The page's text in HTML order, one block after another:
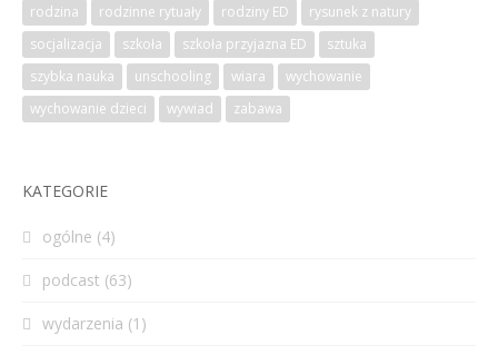
rodzina
rodzinne rytuały rodziny ED
rysunek z natury
socjalizacja
szkoła szkoła przyjazna ED
sztuka
szybka nauka
unschooling wiara
wychowanie
wychowanie dzieci
wywiad zabawa
KATEGORIE
ogólne (4)
podcast (63)
wydarzenia (1)